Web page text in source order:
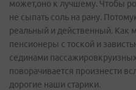
может,оно к лучшему. Чтобы
не сыпать соль на рану.
реальный и действенный. Как
пенсионеры с тоской и
сединами
поворачивается произнести
дорогие наши старики.